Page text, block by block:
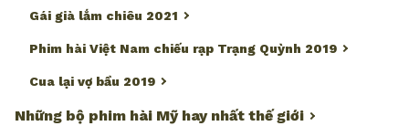
Gái già lắm chiêu 2021
Phim hài Việt Nam chiếu rạp Trạng Quỳnh 2019
Cua lại vợ bầu 2019
Những bộ phim hài Mỹ hay nhất thế giới